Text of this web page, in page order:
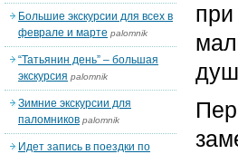
Большие экскурсии для всех в
феврале и марте palomnik
“Татьянин день” – большая
экскурсия palomnik
Зимние экскурсии для
паломников palomnik
Идет запись в поездки по